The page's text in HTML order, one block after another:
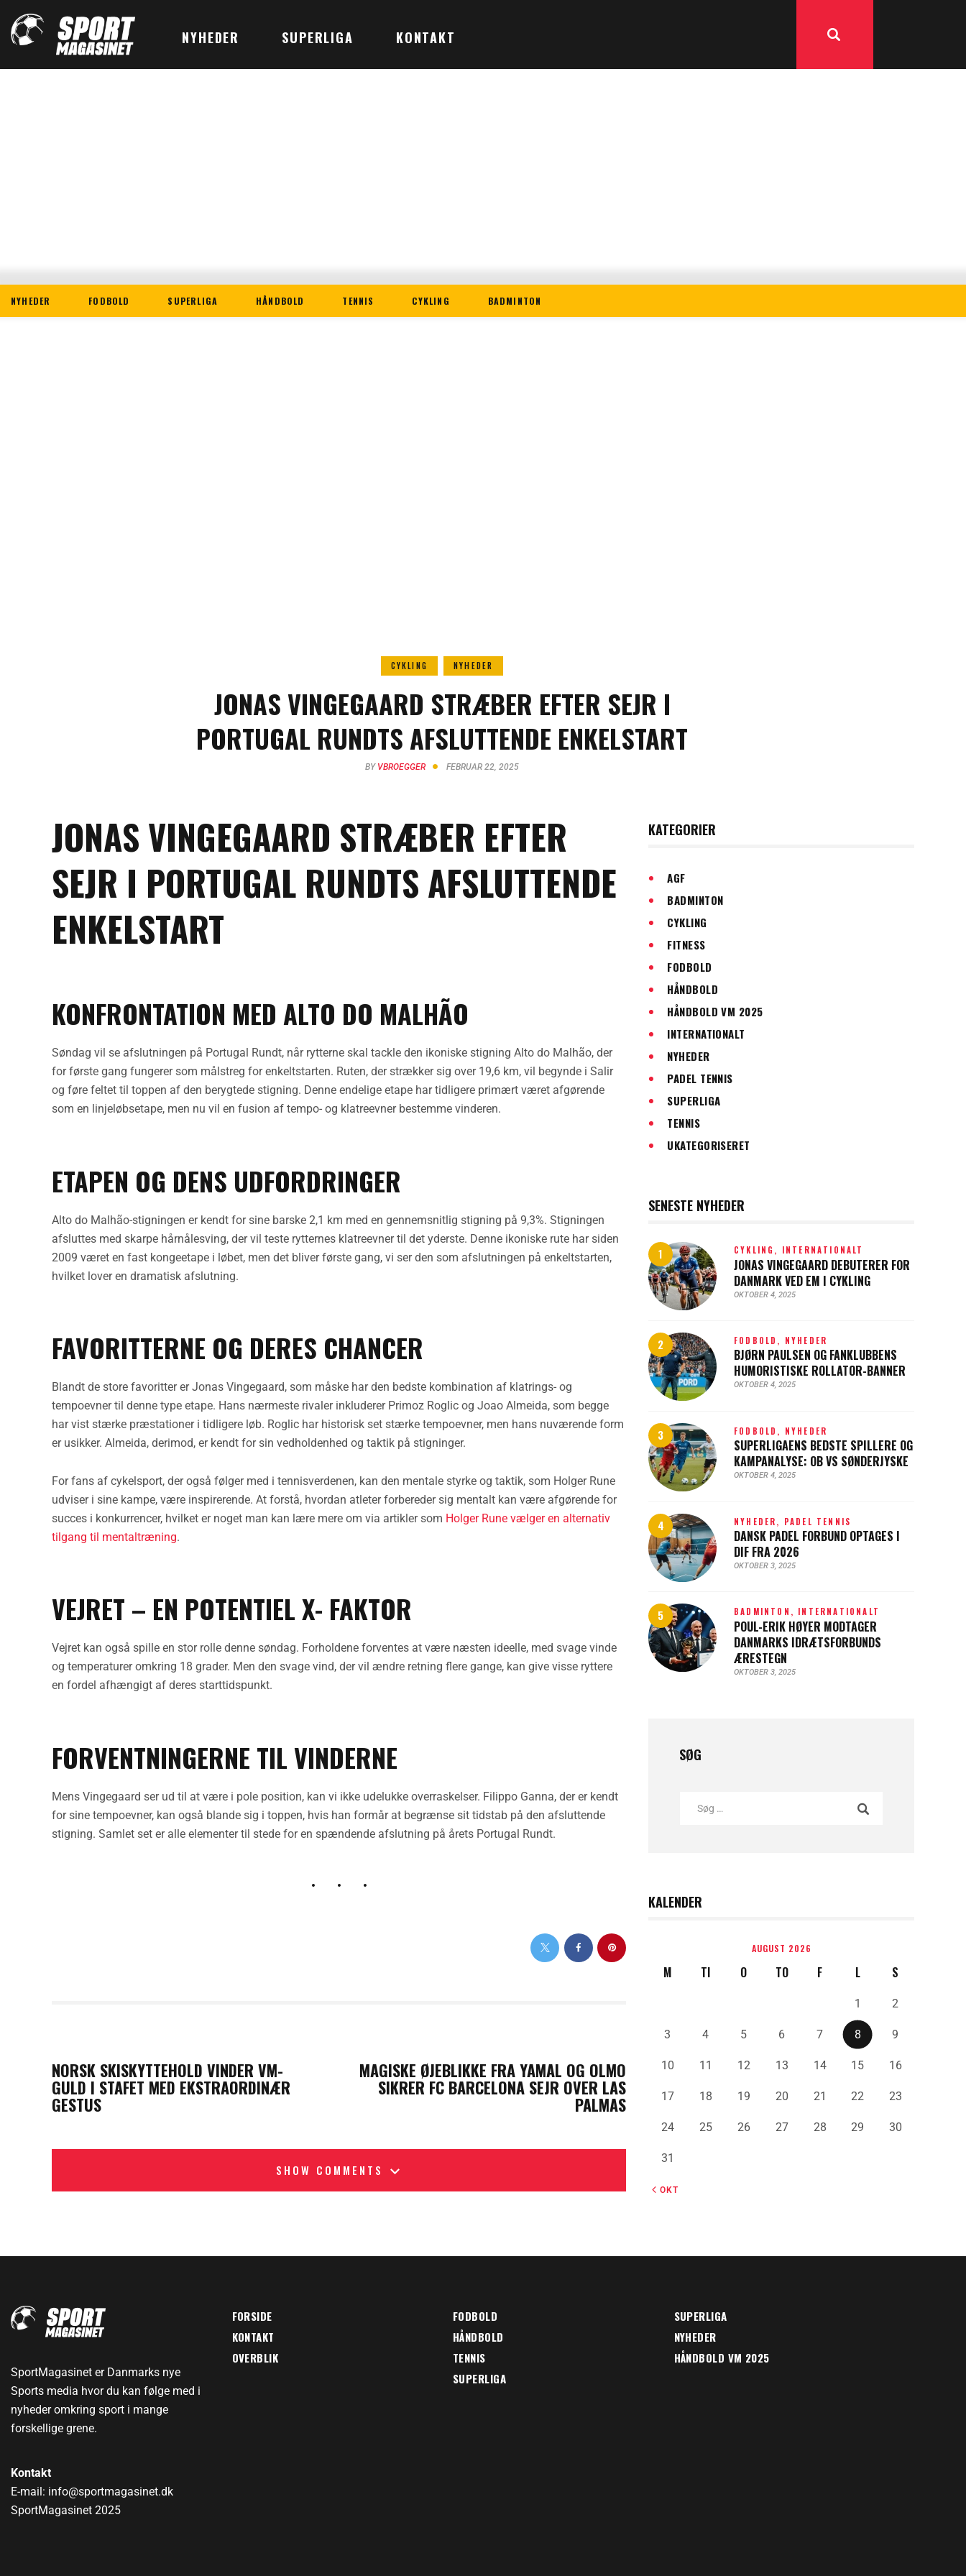
NYHEDER SUPERLIGA KONTAKT
NYHEDER FODBOLD SUPERLIGA HÅNDBOLD TENNIS CYKLING BADMINTON
CYKLING NYHEDER
JONAS VINGEGAARD STRÆBER EFTER SEJR I
PORTUGAL RUNDTS AFSLUTTENDE ENKELSTART
BY VBROEGGER FEBRUAR 22, 2025
JONAS VINGEGAARD STRÆBER EFTER
SEJR I PORTUGAL RUNDTS AFSLUTTENDE
ENKELSTART
KONFRONTATION MED ALTO DO MALHÃO
Søndag vil se afslutningen på Portugal Rundt, når rytterne skal tackle den ikoniske stigning Alto do Malhão, der
for første gang fungerer som målstreg for enkeltstarten. Ruten, der strækker sig over 19,6 km, vil begynde i Salir
og føre feltet til toppen af den berygtede stigning. Denne endelige etape har tidligere primært været afgørende
som en linjeløbsetape, men nu vil en fusion af tempo- og klatreevner bestemme vinderen.
ETAPEN OG DENS UDFORDRINGER
Alto do Malhão-stigningen er kendt for sine barske 2,1 km med en gennemsnitlig stigning på 9,3%. Stigningen
afsluttes med skarpe hårnålesving, der vil teste rytternes klatreevner til det yderste. Denne ikoniske rute har siden
2009 været en fast kongeetape i løbet, men det bliver første gang, vi ser den som afslutningen på enkeltstarten,
hvilket lover en dramatisk afslutning.
FAVORITTERNE OG DERES CHANCER
Blandt de store favoritter er Jonas Vingegaard, som måske har den bedste kombination af klatrings- og
tempoevner til denne type etape. Hans nærmeste rivaler inkluderer Primoz Roglic og Joao Almeida, som begge
har vist stærke præstationer i tidligere løb. Roglic har historisk set stærke tempoevner, men hans nuværende form
er usikker. Almeida, derimod, er kendt for sin vedholdenhed og taktik på stigninger.
For fans af cykelsport, der også følger med i tennisverdenen, kan den mentale styrke og taktik, som Holger Rune
udviser i sine kampe, være inspirerende. At forstå, hvordan atleter forbereder sig mentalt kan være afgørende for
succes i konkurrencer, hvilket er noget man kan lære mere om via artikler som Holger Rune vælger en alternativ
tilgang til mentaltræning.
VEJRET – EN POTENTIEL X- FAKTOR
Vejret kan også spille en stor rolle denne søndag. Forholdene forventes at være næsten ideelle, med svage vinde
og temperaturer omkring 18 grader. Men den svage vind, der vil ændre retning flere gange, kan give visse ryttere
en fordel afhængigt af deres starttidspunkt.
FORVENTNINGERNE TIL VINDERNE
Mens Vingegaard ser ud til at være i pole position, kan vi ikke udelukke overraskelser. Filippo Ganna, der er kendt
for sine tempoevner, kan også blande sig i toppen, hvis han formår at begrænse sit tidstab på den afsluttende
stigning. Samlet set er alle elementer til stede for en spændende afslutning på årets Portugal Rundt.
NORSK SKISKYTTEHOLD VINDER VM-
GULD I STAFET MED EKSTRAORDINÆR
GESTUS
MAGISKE ØJEBLIKKE FRA YAMAL OG OLMO
SIKRER FC BARCELONA SEJR OVER LAS
PALMAS
SHOW COMMENTS
KATEGORIER
AGF
BADMINTON
CYKLING
FITNESS
FODBOLD
HÅNDBOLD
HÅNDBOLD VM 2025
INTERNATIONALT
NYHEDER
PADEL TENNIS
SUPERLIGA
TENNIS
UKATEGORISERET
SENESTE NYHEDER
CYKLING, INTERNATIONALT
JONAS VINGEGAARD DEBUTERER FOR
DANMARK VED EM I CYKLING
OKTOBER 4, 2025
FODBOLD, NYHEDER
BJØRN PAULSEN OG FANKLUBBENS
HUMORISTISKE ROLLATOR-BANNER
OKTOBER 4, 2025
FODBOLD, NYHEDER
SUPERLIGAENS BEDSTE SPILLERE OG
KAMPANALYSE: OB VS SØNDERJYSKE
OKTOBER 4, 2025
NYHEDER, PADEL TENNIS
DANSK PADEL FORBUND OPTAGES I
DIF FRA 2026
OKTOBER 3, 2025
BADMINTON, INTERNATIONALT
POUL-ERIK HØYER MODTAGER
DANMARKS IDRÆTSFORBUNDS
ÆRESTEGN
OKTOBER 3, 2025
SØG
KALENDER
AUGUST 2026
M TI O TO F L S
1 2
3 4 5 6 7 8 9
10 11 12 13 14 15 16
17 18 19 20 21 22 23
24 25 26 27 28 29 30
31
« OKT
SportMagasinet er Danmarks nye
Sports media hvor du kan følge med i
nyheder omkring sport i mange
forskellige grene.
Kontakt
E-mail: info@sportmagasinet.dk
SportMagasinet 2025
FORSIDE
KONTAKT
OVERBLIK
FODBOLD
HÅNDBOLD
TENNIS
SUPERLIGA
SUPERLIGA
NYHEDER
HÅNDBOLD VM 2025